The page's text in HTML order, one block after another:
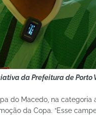
da Prefeitura de Porto
do Macedo, na categoria
da Copa. “Esse